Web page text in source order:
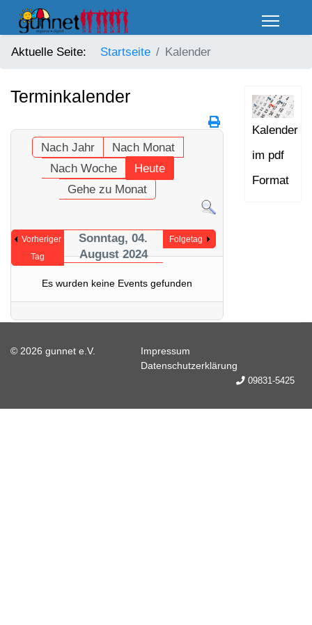
Aktuelle Seite: Startseite Kalender
Terminkalender
Nach Jahr
Nach Monat
Nach Woche
Heute
Gehe zu Monat
Vorheriger
Tag
Sonntag, 04.
August 2024
Folgetag
Es wurden keine Events gefunden
Kalender
im pdf
Format
© 2026 gunnet e.V.
Impressum
Datenschutzerklärung
09831-5425